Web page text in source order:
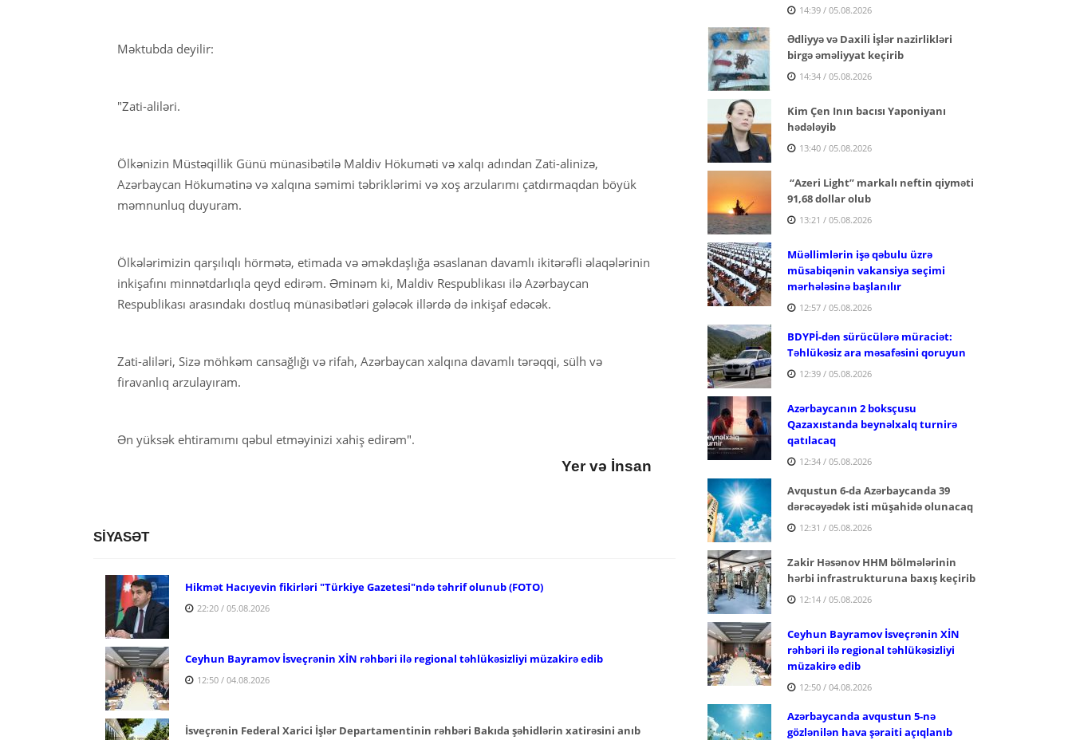
Məktubda deyilir:
"Zati-aliləri.
Ölkənizin Müstəqillik Günü münasibətilə Maldiv Hökuməti və xalqı adından Zati-alinizə,
Azərbaycan Hökumətinə və xalqına səmimi təbriklərimi və xoş arzularımı çatdırmaqdan böyük
məmnunluq duyuram.
Ölkələrimizin qarşılıqlı hörmətə, etimada və əməkdaşlığa əsaslanan davamlı ikitərəfli əlaqələrinin
inkişafını minnətdarlıqla qeyd edirəm. Əminəm ki, Maldiv Respublikası ilə Azərbaycan
Respublikası arasındakı dostluq münasibətləri gələcək illərdə də inkişaf edəcək.
Zati-aliləri, Sizə möhkəm cansağlığı və rifah, Azərbaycan xalqına davamlı tərəqqi, sülh və
firavanlıq arzulayıram.
Ən yüksək ehtiramımı qəbul etməyinizi xahiş edirəm".
Yer və İnsan
SİYASƏT
Hikmət Hacıyevin fikirləri "Türkiye Gazetesi"ndə təhrif olunub (FOTO)
22:20 / 05.08.2026
Ceyhun Bayramov İsveçrənin XİN rəhbəri ilə regional təhlükəsizliyi müzakirə edib
12:50 / 04.08.2026
İsveçrənin Federal Xarici İşlər Departamentinin rəhbəri Bakıda şəhidlərin xatirəsini anıb
14:39 / 05.08.2026
Ədliyyə və Daxili İşlər nazirlikləri
birgə əməliyyat keçirib
14:34 / 05.08.2026
Kim Çen Inın bacısı Yaponiyanı
hədələyib
13:40 / 05.08.2026
“Azeri Light” markalı neftin qiyməti
91,68 dollar olub
13:21 / 05.08.2026
Müəllimlərin işə qəbulu üzrə
müsabiqənin vakansiya seçimi
mərhələsinə başlanılır
12:57 / 05.08.2026
BDYPİ-dən sürücülərə müraciət:
Təhlükəsiz ara məsafəsini qoruyun
12:39 / 05.08.2026
Azərbaycanın 2 boksçusu
Qazaxıstanda beynəlxalq turnirə
qatılacaq
12:34 / 05.08.2026
Avqustun 6-da Azərbaycanda 39
dərəcəyədək isti müşahidə olunacaq
12:31 / 05.08.2026
Zakir Həsənov HHM bölmələrinin
hərbi infrastrukturuna baxış keçirib
12:14 / 05.08.2026
Ceyhun Bayramov İsveçrənin XİN
rəhbəri ilə regional təhlükəsizliyi
müzakirə edib
12:50 / 04.08.2026
Azərbaycanda avqustun 5-nə
gözlənilən hava şəraiti açıqlanıb